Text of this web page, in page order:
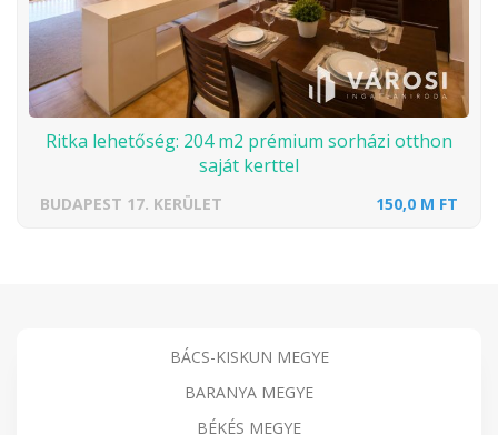
Ritka lehetőség: 204 m2 prémium sorházi otthon
saját kerttel
BUDAPEST 17. KERÜLET 150,0 M FT
BÁCS-KISKUN MEGYE
BARANYA MEGYE
BÉKÉS MEGYE